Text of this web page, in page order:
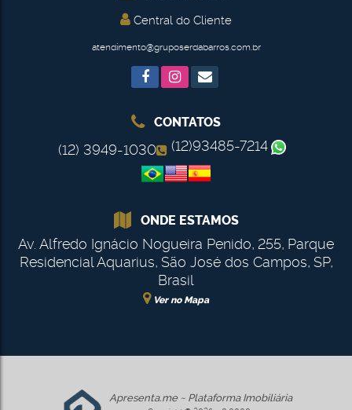
Central do Cliente
atendimento@gruposerdabarros.com.br
CONTATOS
(12) 3949-1030 (12)93485-7214
ONDE ESTAMOS
Av. Alfredo Ignácio Nogueira Penido, 255, Parque
Residencial Aquarius, São José dos Campos, SP,
Brasil
Ver no Mapa
Apresenta.me ~ Plataforma Imobiliária